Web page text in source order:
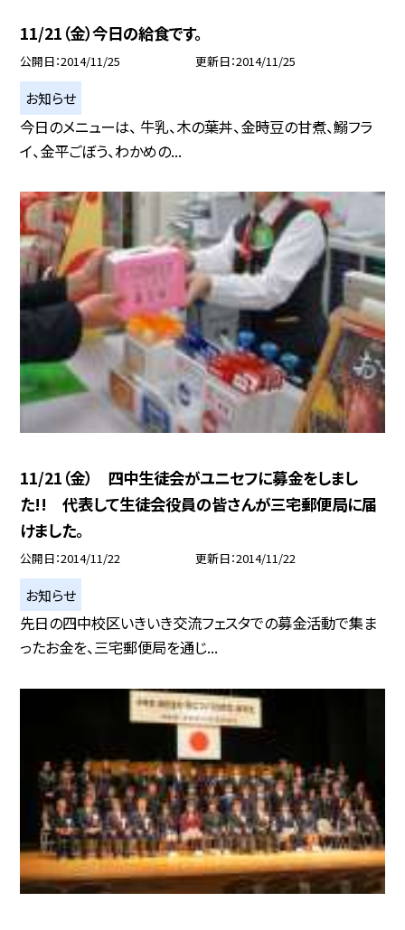
11/21（金）今日の給食です。
公開日 2014/11/25 更新日 2014/11/25
お知らせ
今日のメニューは、 牛乳、木の葉丼、金時豆の甘煮、鰯フラ
イ、金平ごぼう、わかめの...
11/21（金） 四中生徒会がユニセフに募金をしまし
た!! 代表して生徒会役員の皆さんが三宅郵便局に届
けました。
公開日 2014/11/22 更新日 2014/11/22
お知らせ
先日の四中校区いきいき交流フェスタでの募金活動で集ま
ったお金を、三宅郵便局を通じ...